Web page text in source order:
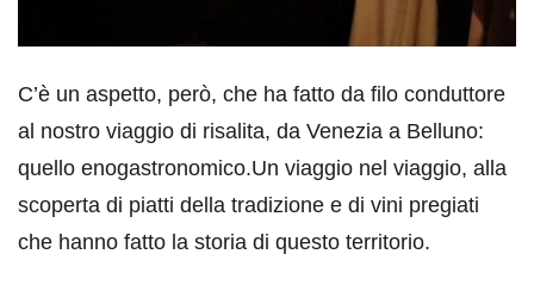
C’è un aspetto, però, che ha fatto da filo conduttore
al nostro viaggio di risalita, da Venezia a Belluno:
quello enogastronomico.Un viaggio nel viaggio, alla
scoperta di piatti della tradizione e di vini pregiati
che hanno fatto la storia di questo territorio.